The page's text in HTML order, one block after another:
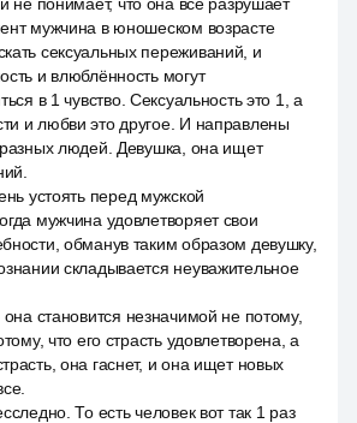
мужчина в юношеском возрасте
сексуальных переживаний, и
и влюблённость могут
в 1 чувство. Сексуальность это 1, а
и любви это другое. И направлены
людей. Девушка, она ищет
устоять перед мужской
мужчина удовлетворяет свои
обманув таким образом девушку,
складывается неуважительное
становится незначимой не потому,
что его страсть удовлетворена, а
она гаснет, и она ищет новых
То есть человек вот так 1 раз